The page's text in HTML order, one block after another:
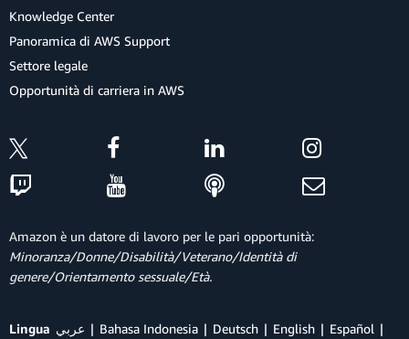
Knowledge Center
Panoramica di AWS Support
Settore legale
Opportunità di carriera in AWS
Amazon è un datore di lavoro per le pari opportunità:
Minoranza/Donne/Disabilità/Veterano/Identità di
genere/Orientamento sessuale/Età.
Lingua عربي Bahasa Indonesia Deutsch English Español